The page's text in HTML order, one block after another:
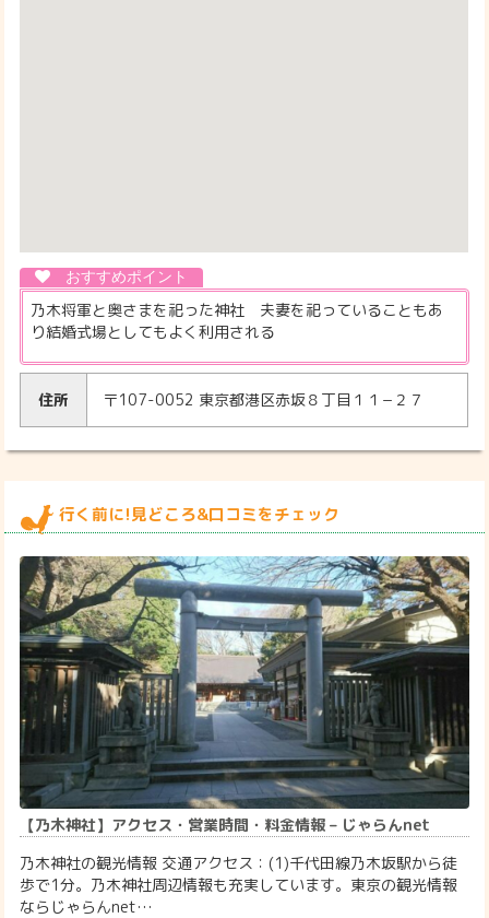
乃木将軍と奥さまを祀った神社 夫妻を祀っていることもあ
り結婚式場としてもよく利用される
住所 〒107-0052 東京都港区赤坂８丁目１１−２７
行く前に!見どころ&口コミをチェック
【乃木神社】アクセス・営業時間・料金情報 – じゃらんnet
乃木神社の観光情報 交通アクセス：(1)千代田線乃木坂駅から徒
歩で1分。乃木神社周辺情報も充実しています。東京の観光情報
ならじゃらんnet…